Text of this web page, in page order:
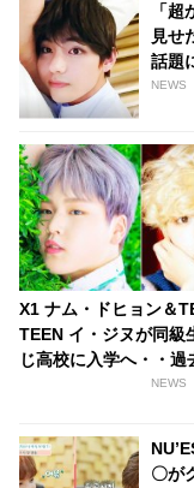
「
見せ
話題
動「
NEWS
X1 ナム・ドヒョン＆
TEEN イ・ジヌが同級
じ高校に入学へ・・過
「PRODUCE X 101」
NEWS
〇が